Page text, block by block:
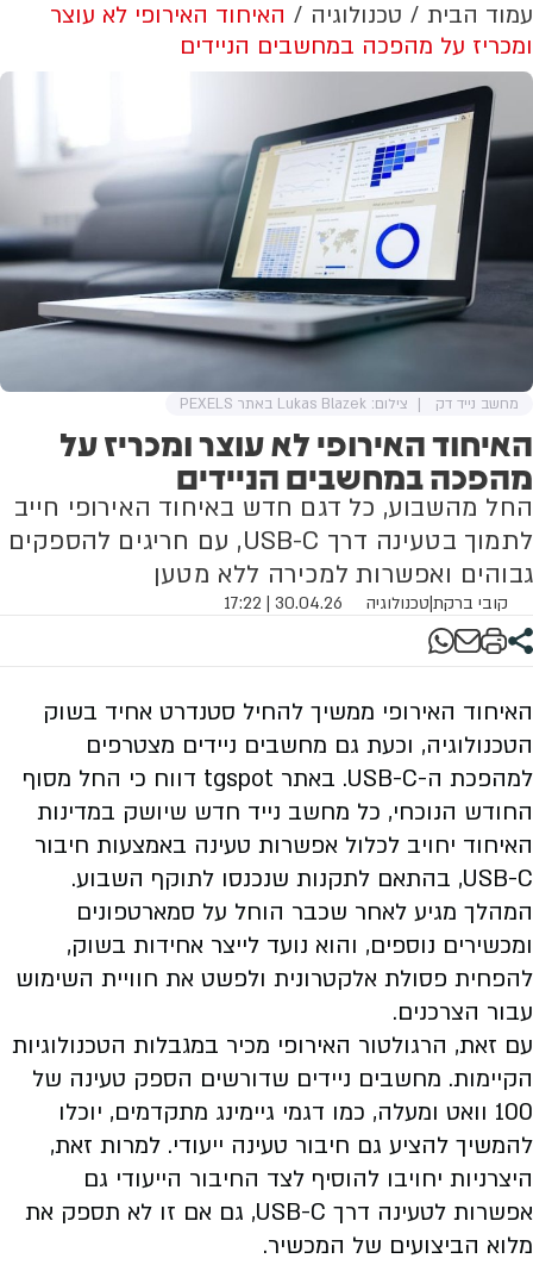
עמוד הבית טכנולוגיה
האיחוד האירופי לא עוצר
ומכריז על מהפכה במחשבים הניידים
האיחוד האירופי לא עוצר ומכריז על
מהפכה במחשבים הניידים
החל מהשבוע, כל דגם חדש באיחוד האירופי חייב
לתמוך בטעינה דרך USB-C, עם חריגים להספקים
גבוהים ואפשרות למכירה ללא מטען
קובי ברקת|טכנולוגיה 30.04.26 | 17:22
מחשב נייד דק צילום: Lukas Blazek באתר PEXELS
האיחוד האירופי ממשיך להחיל סטנדרט אחיד בשוק
הטכנולוגיה, וכעת גם מחשבים ניידים מצטרפים
למהפכת ה-USB-C. באתר tgspot דווח כי החל מסוף
החודש הנוכחי, כל מחשב נייד חדש שיושק במדינות
האיחוד יחויב לכלול אפשרות טעינה באמצעות חיבור
USB-C, בהתאם לתקנות שנכנסו לתוקף השבוע.
המהלך מגיע לאחר שכבר הוחל על סמארטפונים
ומכשירים נוספים, והוא נועד לייצר אחידות בשוק,
להפחית פסולת אלקטרונית ולפשט את חוויית השימוש
עבור הצרכנים.
עם זאת, הרגולטור האירופי מכיר במגבלות הטכנולוגיות
הקיימות. מחשבים ניידים שדורשים הספק טעינה של
100 וואט ומעלה, כמו דגמי גיימינג מתקדמים, יוכלו
להמשיך להציע גם חיבור טעינה ייעודי. למרות זאת,
היצרניות יחויבו להוסיף לצד החיבור הייעודי גם
אפשרות לטעינה דרך USB-C, גם אם זו לא תספק את
מלוא הביצועים של המכשיר.